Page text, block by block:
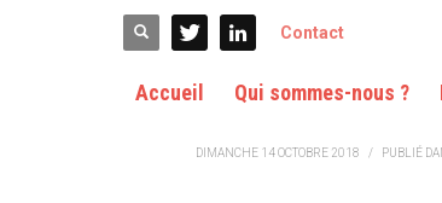
Contact
Accueil Qui sommes-nous ?
ACCUEIL HOT TOPICS LES BACTÉRIES
DIMANCHE 14 OCTOBRE 2018 / PUBLIÉ